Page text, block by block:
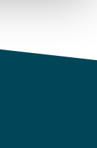
web con
y análisis